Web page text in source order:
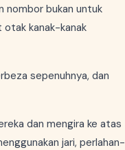
nombor bukan untuk
otak kanak-kanak
sepenuhnya, dan
dan mengira ke atas
jari, perlahan-